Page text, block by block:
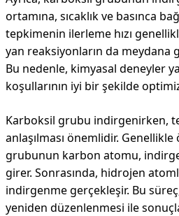
ortamına, sıcaklık ve basınca
tepkimenin ilerleme hızı
yan reaksiyonların da meydana
Bu nedenle, kimyasal deneyler
koşullarının iyi bir şekilde
Karboksil grubu indirgenirken,
anlaşılması önemlidir.
grubunun karbon atomu,
girer. Sonrasında, hidrojen
indirgenme gerçekleşir. Bu
yeniden düzenlenmesi ile